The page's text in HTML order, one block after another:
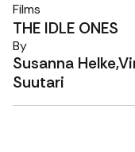
Films
THE IDLE ONES
By
Susanna
Suutari